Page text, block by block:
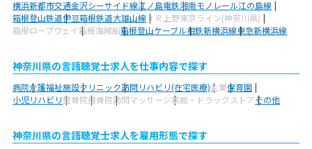
横浜新都市交通金沢シーサイド線江ノ島電鉄湘南モノレール江の島線
箱根登山鉄道伊豆箱根鉄道大雄山線 ＪＲ上野東京ライン(神奈川県)
箱根ロープウェイ箱根海賊船箱根登山ケーブル相鉄新横浜線東急新横浜線
神奈川県の言語聴覚士求人を仕事内容で探す
病院介護福祉施設クリニック訪問リハビリ(在宅医療)企業保育園
小児リハビリ整骨院接骨院訪問マッサージ薬局・ドラッグストアその他
神奈川県の言語聴覚士求人を雇用形態で探す